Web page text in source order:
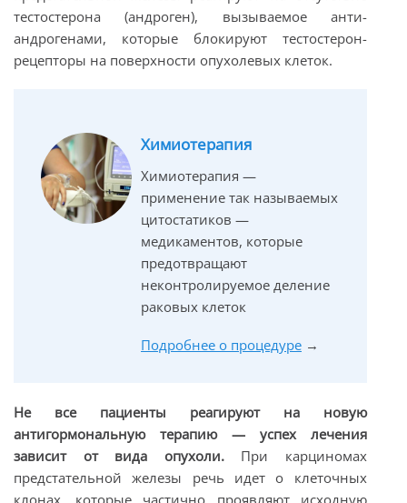
тестостерона (андроген), вызываемое анти-
андрогенами, которые блокируют тестостерон-
рецепторы на поверхности опухолевых клеток.
Химиотерапия
Химиотерапия —
применение так называемых
цитостатиков —
медикаментов, которые
предотвращают
неконтролируемое деление
раковых клеток
Подробнее о процедуре →
Не все пациенты реагируют на новую
антигормональную терапию — успех лечения
зависит от вида опухоли.При карциномах
предстательной железы речь идет о клеточных
клонах, которые частично проявляют исходную